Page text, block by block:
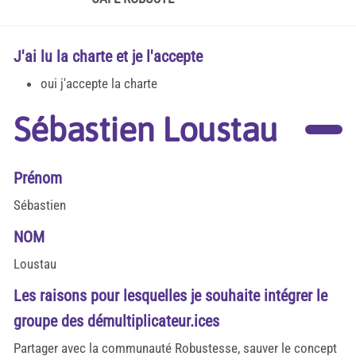
J'ai lu la charte et je l'accepte
oui j'accepte la charte
Sébastien Loustau
Prénom
Sébastien
NOM
Loustau
Les raisons pour lesquelles je souhaite intégrer le
groupe des démultiplicateur.ices
Partager avec la communauté Robustesse, sauver le concept